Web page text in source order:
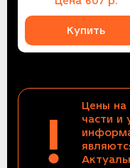
Купить
!
Цены на
части и